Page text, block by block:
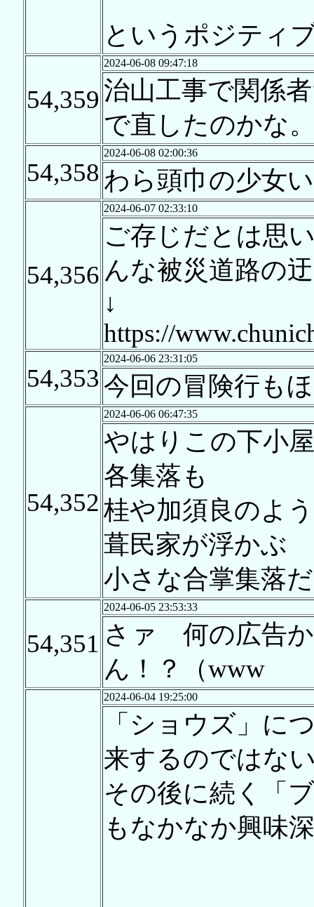
というポジティ
54,359
2024-06-08 09:47:18
治山工事で関係
で直したのかな
54,358
2024-06-08 02:00:36
わら頭巾の少女
54,356
2024-06-07 02:33:10
ご存じだとは思
んな被災道路の
↓
https://
54,353
2024-06-06 23:31:05
今回の冒険行も
54,352
2024-06-06 06:47:35
やはりこの下小
各集落も
桂や加須良のよ
葺民家が浮かぶ
小さな合掌集落
54,351
2024-06-05 23:53:33
さァ 何の広
ん！？（www
2024-06-04 19:25:00
「ショウズ」に
来するのではな
その後に続く「
もなかなか興味